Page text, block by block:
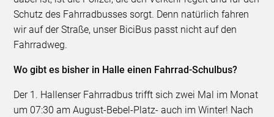
Schutz des Fahrradbusses sorgt. Denn natürlich fahren
wir auf der Straße, unser BiciBus passt nicht auf den
Fahrradweg.
Wo gibt es bisher in Halle einen Fahrrad-Schulbus?
Der 1. Hallenser Fahrradbus trifft sich zwei Mal im Monat
um 07:30 am August-Bebel-Platz- auch im Winter! Nach